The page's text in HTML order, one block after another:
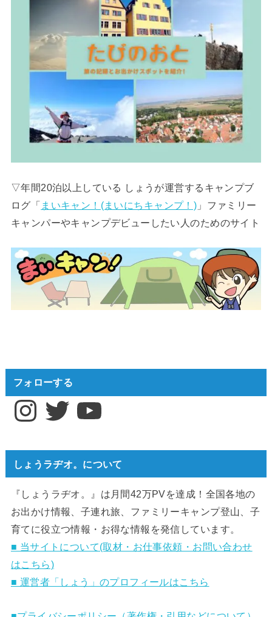
▽年間20泊以上している しょうが運営するキャンプブ
ログ「 まいキャン！(まいにちキャンプ！) 」ファミリー
キャンパーやキャンプデビューしたい人のためのサイト
フォローする
InstagramTwitter YouTube
しょうラヂオ。について
『しょうラヂオ。』は月間42万PVを達成！全国各地の
お出かけ情報、子連れ旅、ファミリーキャンプ登山、子
育てに役立つ情報・お得な情報を発信しています。
■ 当サイトについて(取材・お仕事依頼・お問い合わせ
はこちら)
■ 運営者「しょう」のプロフィールはこちら